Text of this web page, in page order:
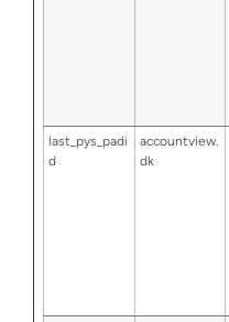
last_pys_padi
d
accountview.
dk